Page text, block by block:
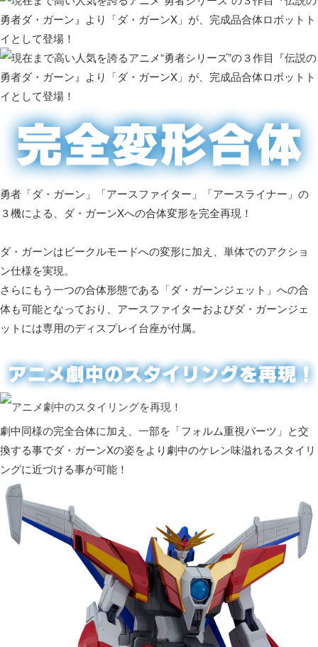
勇者「ダ・ガーン」「アースファイター」「アースライナー」の
３機による、ダ・ガーンXへの合体変形を完全再現！
ダ・ガーンはビークルモードへの変形に加え、単体でのアクショ
ン仕様を実現。
さらにもう一つの合体形態である「ダ・ガーンジェット」への合
体も可能となっており、アースファイターおよびダ・ガーンジェ
ットには専用のディスプレイ台座が付属。
劇中同様の完全合体に加え、一部を「フォルム重視パーツ」と交
換する事でダ・ガーンXの姿をより劇中のケレン味溢れるスタイリ
ングに近づける事が可能！